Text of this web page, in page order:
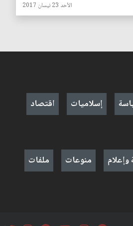
الأحد 23 نيسان 2017
إسلاميات اقتصاد
وإعلام منوعات ملفات